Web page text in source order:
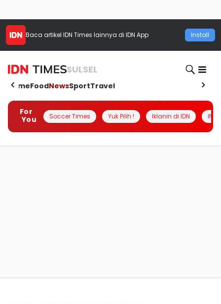
Baca artikel IDN Times lainnya di IDN App Install
SULSEL
HomeFoodNewsSportTravel
For
You
Soccer Times Yuk Pilih ! Iklanin di IDN